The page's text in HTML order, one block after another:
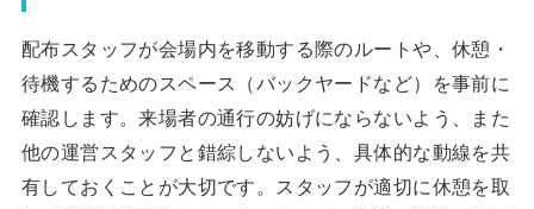
配布スタッフが会場内を移動する際のルートや、休憩・
待機するためのスペース（バックヤードなど）を事前に
確認します。来場者の通行の妨げにならないよう、また
他の運営スタッフと錯綜しないよう、具体的な動線を共
有しておくことが大切です。スタッフが適切に休憩を取